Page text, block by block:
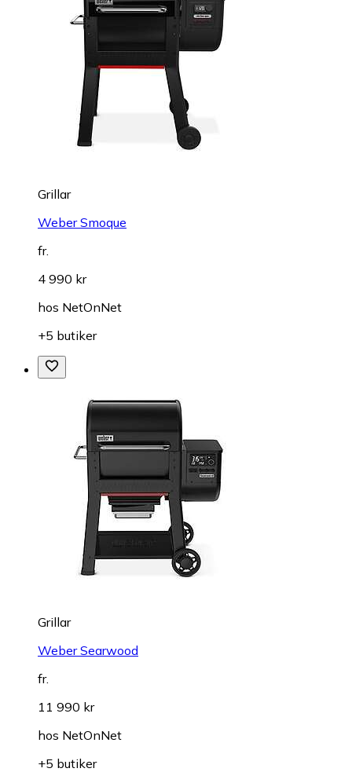
Grillar
Weber Smoque
fr.
4 990 kr
hos NetOnNet
+5 butiker
Grillar
Weber Searwood
fr.
11 990 kr
hos NetOnNet
+5 butiker